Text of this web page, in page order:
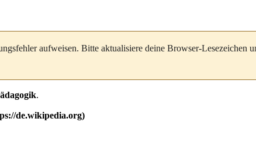
aufweisen. Bitte aktualisiere deine Browser-Lesezeichen
.